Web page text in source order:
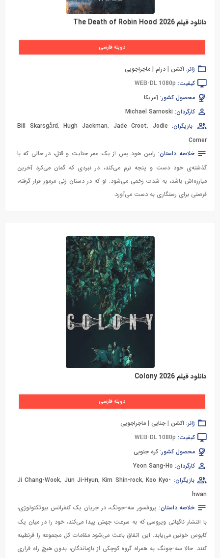
دانلود فیلم The Death of Robin Hood 2026
دوبله فارسی
ژانر: اکشن | درام | ماجراجویی
کیفیت: WEB-DL 1080p
محصول کشور: آمریکا
کارگردان: Michael Sarnoski
بازیگران:
Bill Skarsgård,Hugh Jackman, Jade Croot, Jodie
Comer
خلاصه داستان: رابین هود پس از یک عمر جنایت و قتل، در حالی که با
گذشته‌ی خود دست و پنجه نرم می‌کند، در نبردی که گمان می‌کرد آخرین
مبارزه‌اش باشد، به شدت زخمی می‌شود. او که در دستان زنی مرموز قرار گرفته،
فرصتی برای رستگاری به دست می‌آورد.
دانلود فیلم Colony 2026
دوبله فارسی
ژانر: اکشن | جنایی | ماجراجویی
کیفیت: WEB-DL 1080p
محصول کشور: کره جنوبی
کارگردان: Yeon Sang-Ho
بازیگران:
Ji Chang-Wook, Jun Ji-Hyun,Kim Shin-rock,Koo Kyo-
hwan
خلاصه داستان: پروفسور سه-جونگ، در جریان یک کنفرانس بیوتکنولوژی،
با انتشار ناگهانی ویروسی که به سرعت جهش پیدا می‌کند، خود را در میان یک
کابوس خونین می‌یابد. این اتفاق باعث می‌شود مقامات کل مجموعه را قرنطینه
کنند. حالا سه-جونگ به همراه گروه کوچکی از بازماندگان، بدون هیچ راه فراری